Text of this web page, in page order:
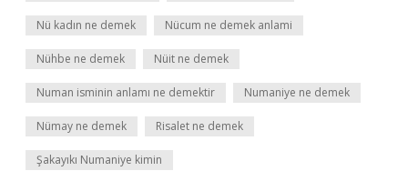
Nü kadın ne demek Nücum ne demek anlami
Nühbe ne demek Nüit ne demek
Numan isminin anlamı ne demektir Numaniye ne demek
Nümay ne demek Risalet ne demek
Şakayıkı Numaniye kimin